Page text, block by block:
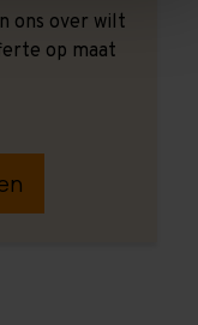
ons over wilt
op maat